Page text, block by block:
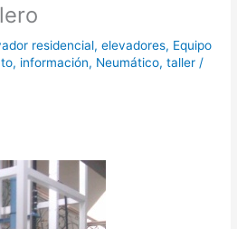
residencial,elevadores, Equipo
, información, Neumático,taller /